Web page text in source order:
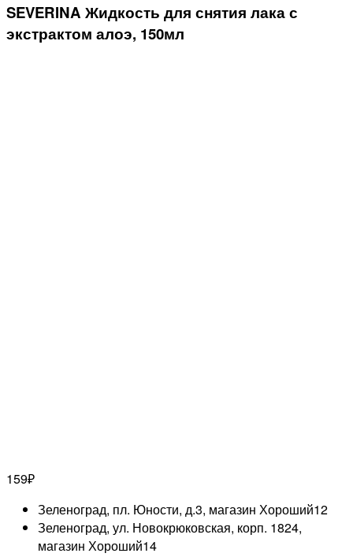
SEVERINA Жидкость для снятия лака с
экстрактом алоэ, 150мл
159₽
Зеленоград, пл. Юности, д.3, магазин Хороший12
Зеленоград, ул. Новокрюковская, корп. 1824,
магазин Хороший14